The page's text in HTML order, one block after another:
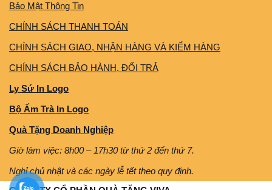
Bảo Mật Thông Tin
CHÍNH SÁCH THANH TOÁN
CHÍNH SÁCH GIAO, NHẬN HÀNG VÀ KIỂM HÀNG
CHÍNH SÁCH BẢO HÀNH, ĐỔI TRẢ
Ly Sứ In Logo
Bộ Ấm Trà In Logo
Quà Tặng Doanh Nghiệp
Giờ làm việc: 8h00 – 17h30 từ thứ 2 đến thứ 7.
Nghỉ chủ nhật và các ngày lễ tết theo quy định.